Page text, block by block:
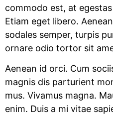
commodo est, at
Etiam eget libero.
sodales semper, turpis
ornare odio tortor sit
Aenean id orci. Cum
magnis dis parturient
mus. Vivamus magna.
enim. Duis a mi vitae